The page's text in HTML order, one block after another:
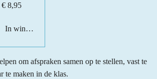
€ 8,95
In winkelwagen
om afspraken samen op te stellen, vast te
te maken in de klas.